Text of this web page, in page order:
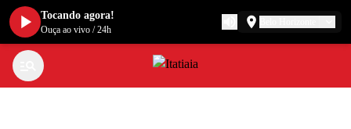
Tocando agora!
Ouça ao vivo /24h